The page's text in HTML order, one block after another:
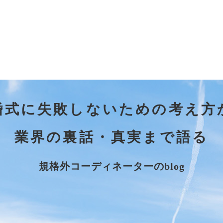
式に失敗しないための考え方
業界の裏話・真実まで語る
規格外コーディネーターのblog